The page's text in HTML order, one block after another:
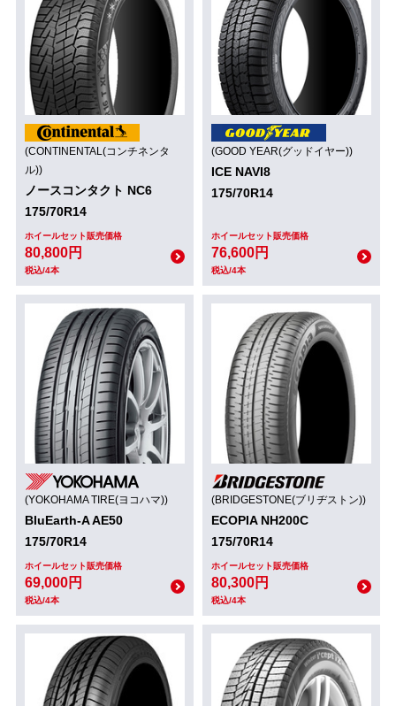
(CONTINENTAL(コンチネンタ
ル))
ノースコンタクト NC6
175/70R14
ホイールセット販売価格
80,800円
税込/4本
(GOOD YEAR(グッドイヤー))
ICE NAVI8
175/70R14
ホイールセット販売価格
76,600円
税込/4本
(YOKOHAMA TIRE(ヨコハマ))
BluEarth-A AE50
175/70R14
ホイールセット販売価格
69,000円
税込/4本
(BRIDGESTONE(ブリヂストン))
ECOPIA NH200C
175/70R14
ホイールセット販売価格
80,300円
税込/4本